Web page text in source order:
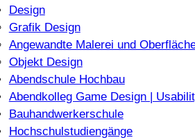
Design
Grafik Design
Angewandte Malerei und
Objekt Design
Abendschule Hochbau
Abendkolleg Game Design |
Bauhandwerkerschule
Hochschulstudiengänge